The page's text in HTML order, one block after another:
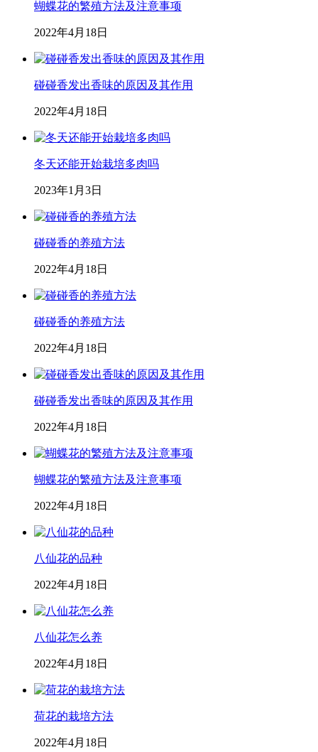
蝴蝶花的繁殖方法及注意事项
2022年4月18日
碰碰香发出香味的原因及其作用
2022年4月18日
冬天还能开始栽培多肉吗
2023年1月3日
碰碰香的养殖方法
2022年4月18日
碰碰香的养殖方法
2022年4月18日
碰碰香发出香味的原因及其作用
2022年4月18日
蝴蝶花的繁殖方法及注意事项
2022年4月18日
八仙花的品种
2022年4月18日
八仙花怎么养
2022年4月18日
荷花的栽培方法
2022年4月18日